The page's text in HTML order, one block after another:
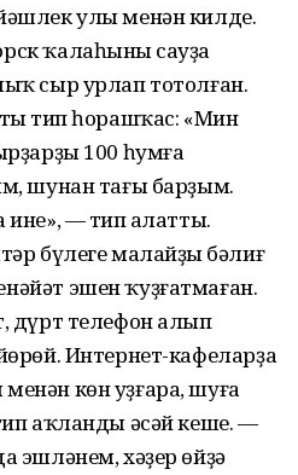
улы менән килде.
ҡалаһының сауҙа
сыр урлап тотолған.
тип һорашҡас: «Мин
100 һумға
шунан тағы барҙым.
— тип аңлатты.
бүлеге малайҙың бәлиғ
эшен ҡуҙғатмаған.
дүрт телефон алып
Интернет-кафеларҙа
көн уҙғара, шуға
аҡланды әсәй кеше. —
эшләнем, хәҙер өйҙә